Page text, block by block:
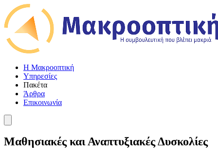
Η Μακροοπτική
Υπηρεσίες
Πακέτα
Άρθρα
Επικοινωνία
Μαθησιακές και Αναπτυξιακές Δυσκολίες